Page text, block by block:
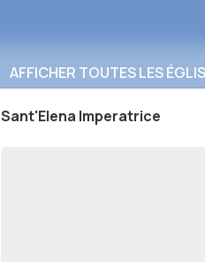
AFFICHER TOUTES LES
Sant'Elena Imperatrice